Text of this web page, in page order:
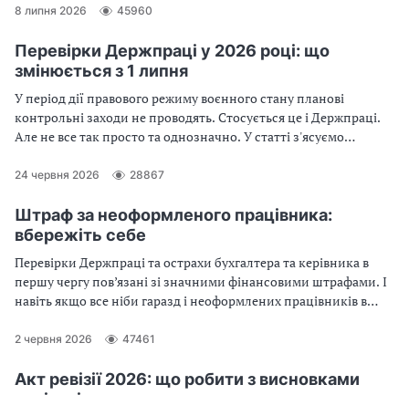
8 липня 2026 45960
Перевірки Держпраці у 2026 році: що
змінюється з 1 липня
У період дії правового режиму воєнного стану планові
контрольні заходи не проводять. Стосується це і Держпраці.
Але не все так просто та однозначно. У статті з'ясуємо
перевіркою у 2026 році. Розповімо, про новації у перевірках із
які штрафи може наразитися установа
24 червня 2026 28867
Штраф за неоформленого працівника:
вбережіть себе
Перевірки Держпраці та острахи бухгалтера та керівника в
першу чергу пов’язані зі значними фінансовими штрафами. І
навіть якщо все ніби гаразд і неоформлених працівників в
трудових відносин за наявності цивільно-правових договорів
2 червня 2026 47461
Акт ревізії 2026: що робити з висновками